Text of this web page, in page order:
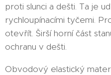
proti slunci a dešti. Ta je
rychloupínacími tyčemi.
otevřít. Širší horní část
ochranu v dešti.
Obvodový elastický